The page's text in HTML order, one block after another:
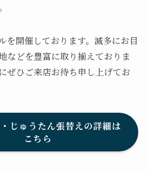
を開催しております。滅多にお目
などを豊富に取り揃えておりま
ぜひご来店お待ち申し上げてお
じゅうたん張替えの詳細は
こちら